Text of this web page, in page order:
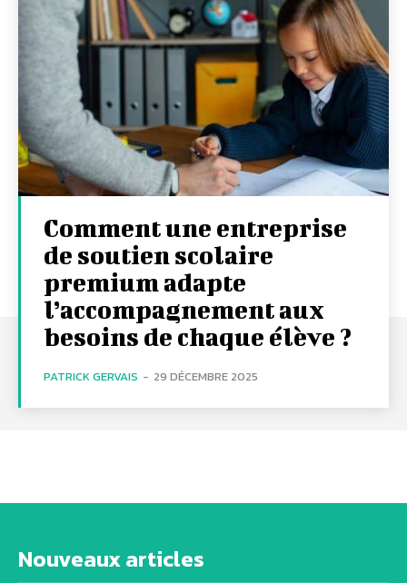
Comment une entreprise
de soutien scolaire
premium adapte
l’accompagnement aux
besoins de chaque élève ?
PATRICK GERVAIS - 29 DÉCEMBRE 2025
Nouveaux articles